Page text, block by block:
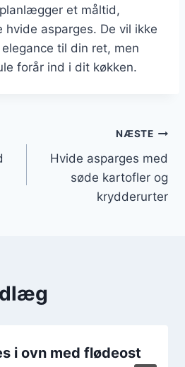
et måltid,
hvide asparges. De vil ikke
til din ret, men
forår ind i dit køkken.
NÆSTE
Hvide asparges med
søde kartofler og
krydderurter
i ovn med flødeost